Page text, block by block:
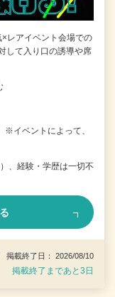
レアイベント会場での
して入り口の誘導や席
※イベントによって、
、経験・学歴は一切不
載終了日： 2026/08/10
掲載終了まであと3日